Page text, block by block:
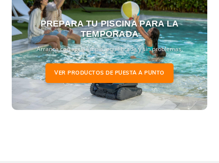
PREPARA TU PISCINA PARA LA
TEMPORADA
Arranca con agua limpia, equilibrada y sin problemas.
VER PRODUCTOS DE PUESTA A PUNTO